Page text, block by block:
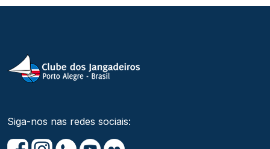
Siga-nos nas redes sociais: